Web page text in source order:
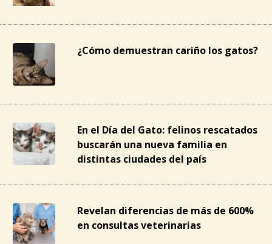
¿Cómo demuestran cariño los gatos?
En el Día del Gato: felinos rescatados
buscarán una nueva familia en
distintas ciudades del país
Revelan diferencias de más de 600%
en consultas veterinarias